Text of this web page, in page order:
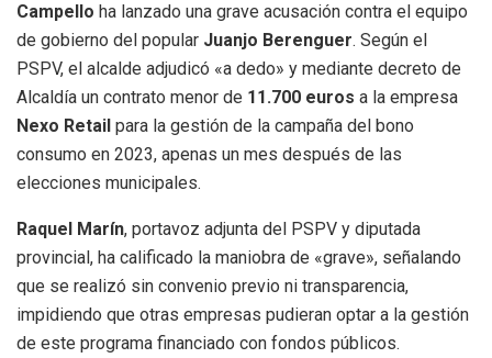
Campello ha lanzado una grave acusación contra el equipo
de gobierno del popular Juanjo Berenguer. Según el
PSPV, el alcalde adjudicó «a dedo» y mediante decreto de
Alcaldía un contrato menor de 11.700 euros a la empresa
Nexo Retail para la gestión de la campaña del bono
consumo en 2023, apenas un mes después de las
elecciones municipales.
Raquel Marín, portavoz adjunta del PSPV y diputada
provincial, ha calificado la maniobra de «grave», señalando
que se realizó sin convenio previo ni transparencia,
impidiendo que otras empresas pudieran optar a la gestión
de este programa financiado con fondos públicos.